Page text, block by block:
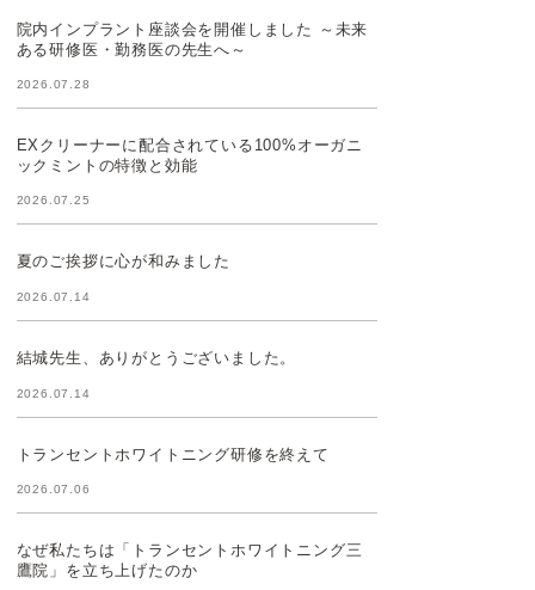
院内インプラント座談会を開催しました ～未来
ある研修医・勤務医の先生へ～
2026.07.28
EXクリーナーに配合されている100%オーガニ
ックミントの特徴と効能
2026.07.25
夏のご挨拶に心が和みました
2026.07.14
結城先生、ありがとうございました。
2026.07.14
トランセントホワイトニング研修を終えて
2026.07.06
なぜ私たちは「トランセントホワイトニング三
鷹院」を立ち上げたのか